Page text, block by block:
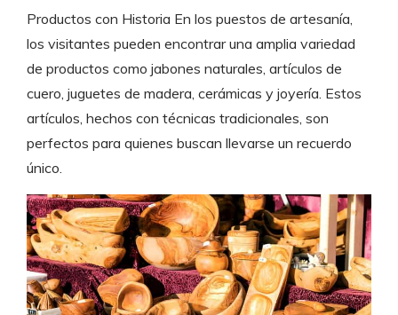
Productos con Historia En los puestos de artesanía,
los visitantes pueden encontrar una amplia variedad
de productos como jabones naturales, artículos de
cuero, juguetes de madera, cerámicas y joyería. Estos
artículos, hechos con técnicas tradicionales, son
perfectos para quienes buscan llevarse un recuerdo
único.